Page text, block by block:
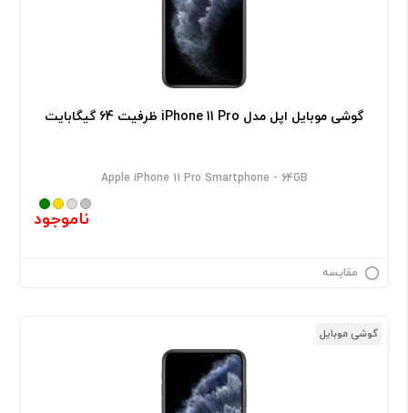
گوشی موبایل اپل مدل iPhone 11 Pro ظرفیت 64 گیگابایت
Apple iPhone 11 Pro Smartphone - 64GB
ناموجود
مقایسه
گوشی موبایل